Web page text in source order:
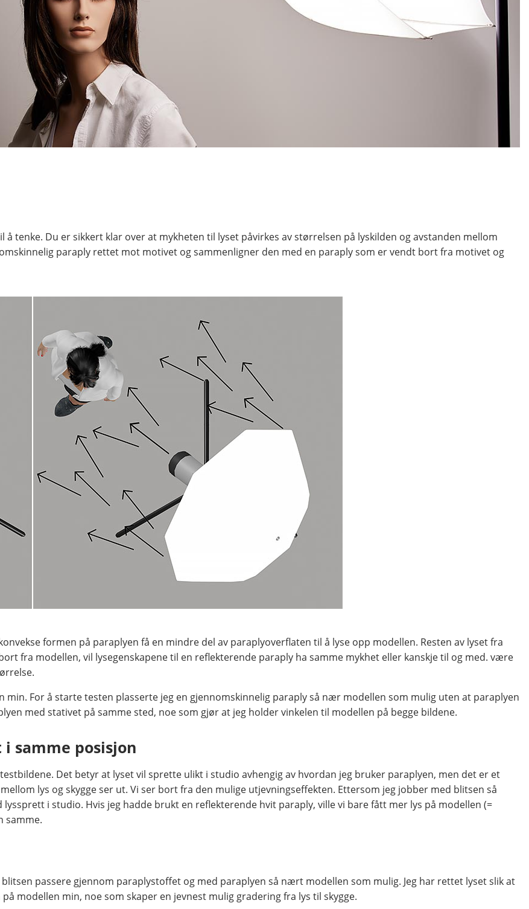
tenke. Du er sikkert klar over at mykheten til lyset påvirkes av størrelsen på lyskilden og avstanden mellom
paraply rettet mot motivet og sammenligner den med en paraply som er vendt bort fra motivet og
formen på paraplyen få en mindre del av paraplyoverflaten til å lyse opp modellen. Resten av lyset fra
fra modellen, vil lysegenskapene til en reflekterende paraply ha samme mykhet eller kanskje til og med. være
min. For å starte testen plasserte jeg en gjennomskinnelig paraply så nær modellen som mulig uten at paraplyen
med stativet på samme sted, noe som gjør at jeg holder vinkelen til modellen på begge bildene.
samme posisjon
Det betyr at lyset vil sprette ulikt i studio avhengig av hvordan jeg bruker paraplyen, men det er et
lys og skygge ser ut. Vi ser bort fra den mulige utjevningseffekten. Ettersom jeg jobber med blitsen så
i studio. Hvis jeg hadde brukt en reflekterende hvit paraply, ville vi bare fått mer lys på modellen (=
samme.
passere gjennom paraplystoffet og med paraplyen så nært modellen som mulig. Jeg har rettet lyset slik at
modellen min, noe som skaper en jevnest mulig gradering fra lys til skygge.